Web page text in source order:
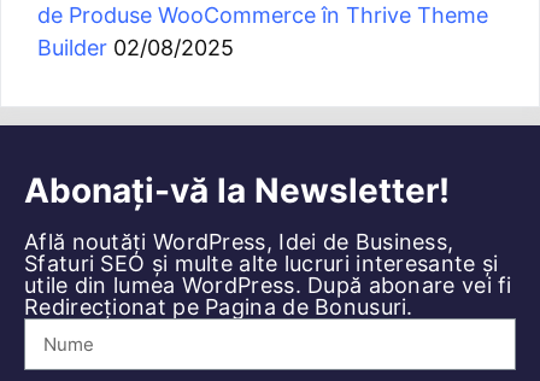
de Produse WooCommerce în Thrive Theme
Builder 02/08/2025
Abonați-vă la Newsletter!
Află noutăți WordPress, Idei de Business,
Sfaturi SEO și multe alte lucruri interesante și
utile din lumea WordPress. După abonare vei fi
Redirecționat pe Pagina de Bonusuri.